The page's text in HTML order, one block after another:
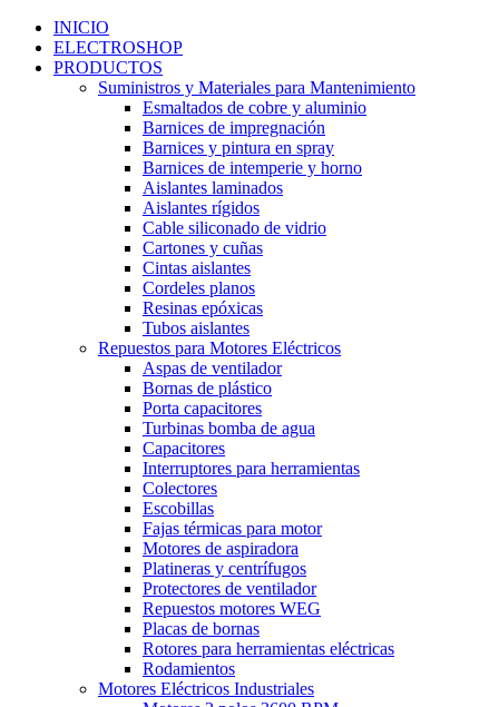
INICIO
ELECTROSHOP
PRODUCTOS
Suministros y Materiales para Mantenimiento
Esmaltados de cobre y aluminio
Barnices de impregnación
Barnices y pintura en spray
Barnices de intemperie y horno
Aislantes laminados
Aislantes rígidos
Cable siliconado de vidrio
Cartones y cuñas
Cintas aislantes
Cordeles planos
Resinas epóxicas
Tubos aislantes
Repuestos para Motores Eléctricos
Aspas de ventilador
Bornas de plástico
Porta capacitores
Turbinas bomba de agua
Capacitores
Interruptores para herramientas
Colectores
Escobillas
Fajas térmicas para motor
Motores de aspiradora
Platineras y centrífugos
Protectores de ventilador
Repuestos motores WEG
Placas de bornas
Rotores para herramientas eléctricas
Rodamientos
Motores Eléctricos Industriales